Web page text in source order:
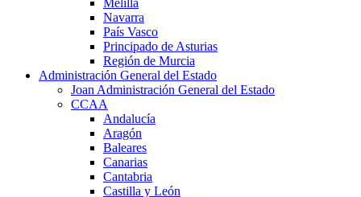
Navarra
País Vasco
Principado de Asturias
Región de Murcia
Administración General del Estado
Joan Administración General del Estado
CCAA
Andalucía
Aragón
Baleares
Canarias
Cantabria
Castilla y León